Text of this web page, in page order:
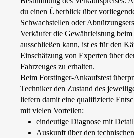
du einen Überblick über
Schwachstellen oder
Verkäufer die Gewährleistung
ausschließen kann, ist es für den
Einschätzung von Experten über
Fahrzeuges zu erhalten.
Beim Forstinger-Ankaufstest
Techniker den Zustand des
liefern damit eine qualifizierte
mit vielen Vorteilen:
eindeutige Diagnose mit
Auskunft über den